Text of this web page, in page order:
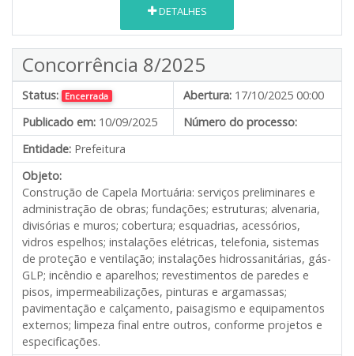
DETALHES
Concorrência 8/2025
Status: Encerrada Abertura: 17/10/2025 00:00
Publicado em: 10/09/2025
Número do processo:
Entidade: Prefeitura
Objeto:
Construção de Capela Mortuária: serviços preliminares e
administração de obras; fundações; estruturas; alvenaria,
divisórias e muros; cobertura; esquadrias, acessórios,
vidros espelhos; instalações elétricas, telefonia, sistemas
de proteção e ventilação; instalações hidrossanitárias, gás-
GLP; incêndio e aparelhos; revestimentos de paredes e
pisos, impermeabilizações, pinturas e argamassas;
pavimentação e calçamento, paisagismo e equipamentos
externos; limpeza final entre outros, conforme projetos e
especificações.